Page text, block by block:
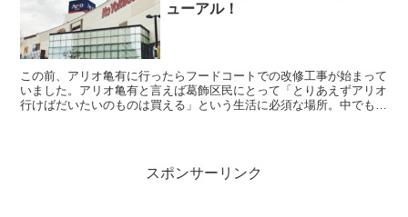
ューアル！
この前、アリオ亀有に行ったらフードコートでの改修工事が始まって
いました。アリオ亀有と言えば葛飾区民にとって「とりあえずアリオ
行けばだいたいのものは買える」という生活に必須な場所。中でも週
スポンサーリンク